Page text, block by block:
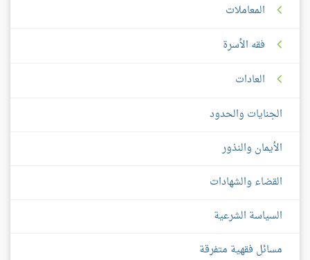
المعاملات
فقه الأسرة
العادات
الجنايات والحدود
الأيمان والنذور
القضاء والشهادات
السياسة الشرعية
مسائل فقهية متفرقة